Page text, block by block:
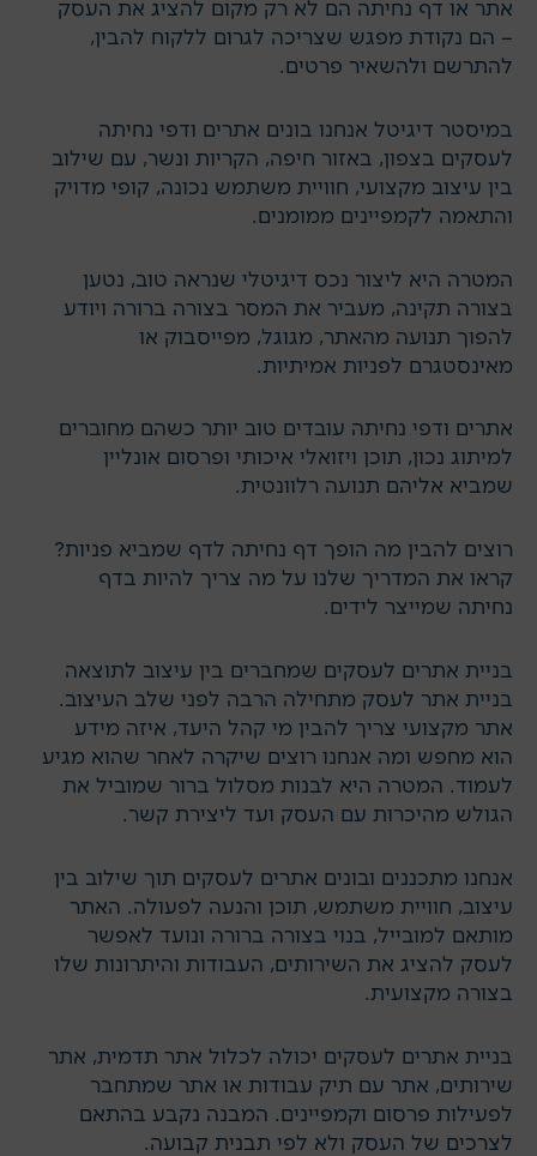
אתר או דף נחיתה הם לא רק מקום להציג את העסק
– הם נקודת מפגש שצריכה לגרום ללקוח להבין,
להתרשם ולהשאיר פרטים.
במיסטר דיגיטל אנחנו בונים אתרים ודפי נחיתה
לעסקים בצפון, באזור חיפה, הקריות ונשר, עם שילוב
בין עיצוב מקצועי, חוויית משתמש נכונה, קופי מדויק
והתאמה לקמפיינים ממומנים.
המטרה היא ליצור נכס דיגיטלי שנראה טוב, נטען
בצורה תקינה, מעביר את המסר בצורה ברורה ויודע
להפוך תנועה מהאתר, מגוגל, מפייסבוק או
מאינסטגרם לפניות אמיתיות.
אתרים ודפי נחיתה עובדים טוב יותר כשהם מחוברים
למיתוג נכון, תוכן ויזואלי איכותי ופרסום אונליין
שמביא אליהם תנועה רלוונטית.
רוצים להבין מה הופך דף נחיתה לדף שמביא פניות?
קראו את המדריך שלנו על מה צריך להיות בדף
נחיתה שמייצר לידים.
בניית אתרים לעסקים שמחברים בין עיצוב לתוצאה
בניית אתר לעסק מתחילה הרבה לפני שלב העיצוב.
אתר מקצועי צריך להבין מי קהל היעד, איזה מידע
הוא מחפש ומה אנחנו רוצים שיקרה לאחר שהוא מגיע
לעמוד. המטרה היא לבנות מסלול ברור שמוביל את
הגולש מהיכרות עם העסק ועד ליצירת קשר.
אנחנו מתכננים ובונים אתרים לעסקים תוך שילוב בין
עיצוב, חוויית משתמש, תוכן והנעה לפעולה. האתר
מותאם למובייל, בנוי בצורה ברורה ונועד לאפשר
לעסק להציג את השירותים, העבודות והיתרונות שלו
בצורה מקצועית.
בניית אתרים לעסקים יכולה לכלול אתר תדמית, אתר
שירותים, אתר עם תיק עבודות או אתר שמתחבר
לפעילות פרסום וקמפיינים. המבנה נקבע בהתאם
לצרכים של העסק ולא לפי תבנית קבועה.